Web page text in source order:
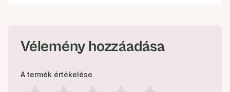
Vélemény hozzáadása
A termék értékelése